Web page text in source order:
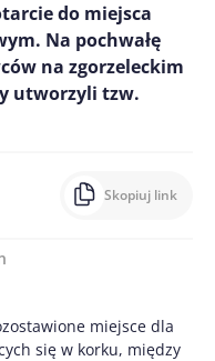
do miejsca
Na pochwałę
na zgorzeleckim
utworzyli tzw.
Skopiuj link
miejsce dla
się w korku, między